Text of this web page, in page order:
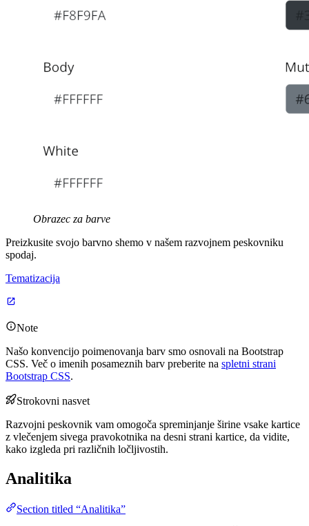
Obrazec za barve
Preizkusite svojo barvno shemo v našem razvojnem peskovniku
spodaj.
Tematizacija
Note
Našo konvencijo poimenovanja barv smo osnovali na Bootstrap
CSS. Več o imenih posameznih barv preberite na spletni strani
Bootstrap CSS.
Strokovni nasvet
Razvojni peskovnik vam omogoča spreminjanje širine vsake kartice
z vlečenjem sivega pravokotnika na desni strani kartice, da vidite,
kako izgleda pri različnih ločljivostih.
Analitika
Section titled “Analitika”